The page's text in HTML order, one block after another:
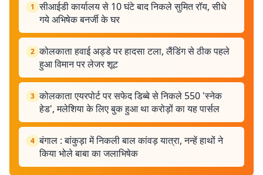
1 सीआईडी ​​कार्यालय से 10 घंटे बाद निकले सुमित रॉय, सीधे
गये अभिषेक बनर्जी के घर
2 कोलकाता हवाई अड्डे पर हादसा टला, लैंडिंग से ठीक पहले
हुआ विमान पर लेजर शूट
3 कोलकाता एयरपोर्ट पर सफेद डिब्बे से निकले 550 'स्नेक
हेड', मलेशिया के लिए बुक हुआ था करोड़ों का यह पार्सल
4 बंगाल : बांकुड़ा में निकली बाल कांवड़ यात्रा, नन्हें हाथों ने
किया भोले बाबा का जलाभिषेक